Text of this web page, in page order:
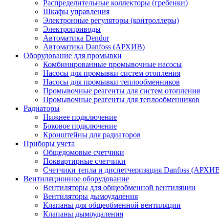
Распределительные коллекторы (гребенки)
Шкафы управления
Электронные регуляторы (контроллеры)
Электроприводы
Автоматика Dendor
Автоматика Danfoss (АРХИВ)
Оборудование для промывки
Комбинированные промывочные насосы
Насосы для промывки систем отопления
Насосы для промывки теплообменников
Промывочные реагенты для систем отопления
Промывочные реагенты для теплообменников
Радиаторы
Нижнее подключение
Боковое подключение
Кронштейны для радиаторов
Приборы учета
Общедомовые счетчики
Поквартирные счетчики
Счетчики тепла и диспетчеризация Danfoss
Вентиляционное оборудование
Вентиляторы для общеобменной вентиляции
Вентиляторы дымоудаления
Клапаны для общеобменной вентиляции
Клапаны дымоудаления